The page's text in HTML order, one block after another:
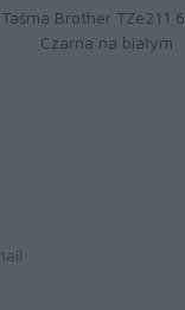
Taśma Brother TZe211
Czarna na białym